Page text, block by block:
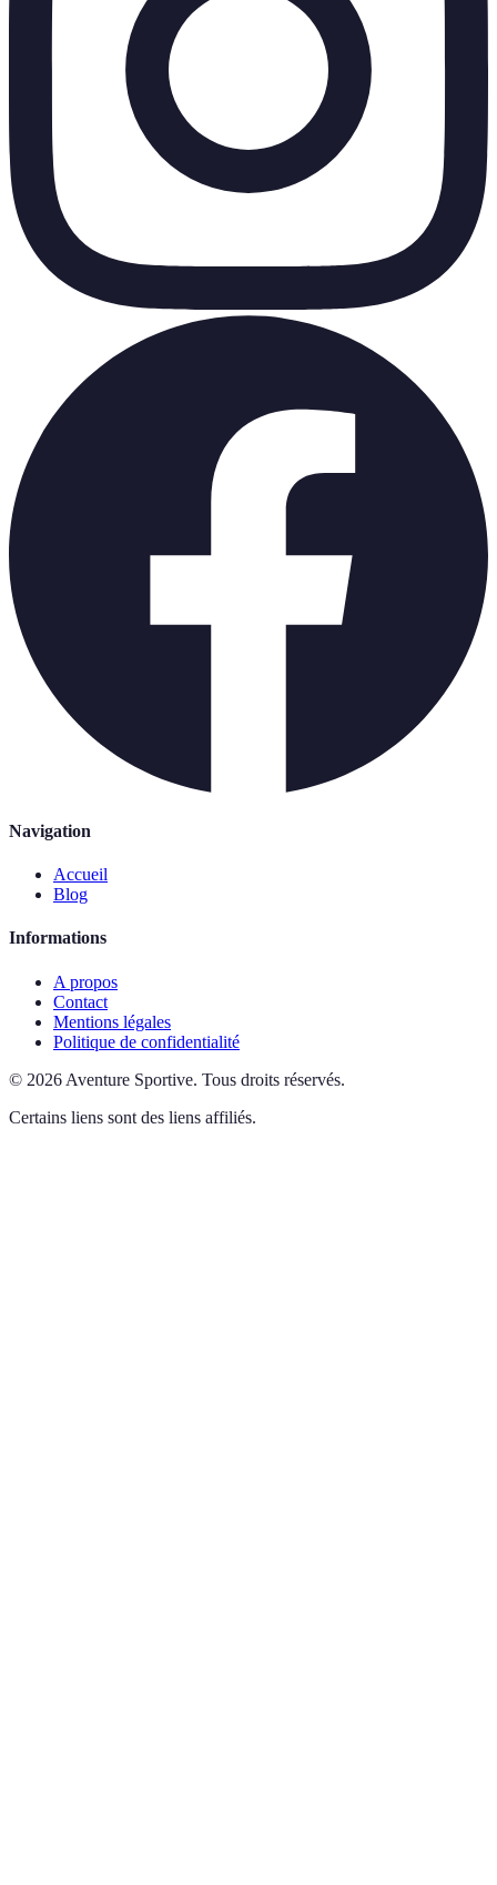
Navigation
Accueil
Blog
Informations
A propos
Contact
Mentions légales
Politique de confidentialité
© 2026 Aventure Sportive. Tous droits réservés.
Certains liens sont des liens affiliés.